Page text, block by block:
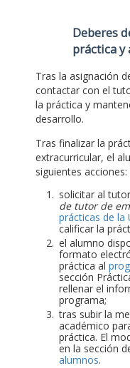
Deberes
práctica y
Tras la asignación
contactar con el
la práctica y
desarrollo.
Tras finalizar la
extracurricular, el
siguientes acciones:
solicitar al
de tutor de
prácticas de la
calificar la
el alumno
formato
práctica al
sección
rellenar el
programa;
tras subir la
académico
práctica. El
en la sección
alumnos.